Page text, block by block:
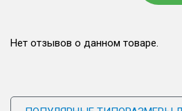
Нет отзывов о данном товаре.